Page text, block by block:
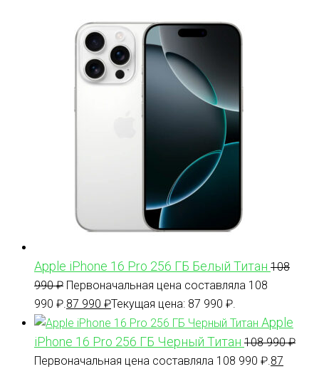
Apple iPhone 16 Pro 256 ГБ Белый Титан 108
990₽ Первоначальная цена составляла 108
990 ₽. 87 990 ₽Текущая цена: 87 990 ₽.
Apple
iPhone 16 Pro 256 ГБ Черный Титан 108 990₽
Первоначальная цена составляла 108 990 ₽. 87